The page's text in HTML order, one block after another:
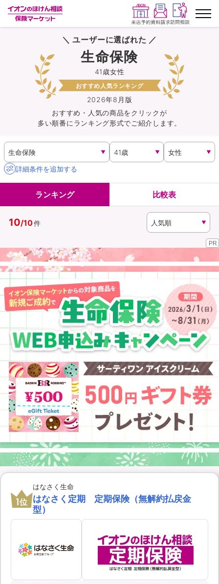
ランキングから探す
保険を比較する
保険会社から探す
イオンカード会員さま専用保険
キャンペーン一覧
イオングループ従業員さま向け
資料請求
（無料）
訪問相談
イオンカード会員さま専用保険
＼ ユーザーに選ばれた ／
2026年8月版
41歳女性
生命保険
おすすめ人気ランキング
おすすめ・人気の商品をクリックが
多い順番にランキング形式でご紹介します。
詳細条件を追加する
ランキング 比較表
10/10件
PR
1位
はなさく生命
はなさく定期 定期保険（無解約払戻金
型）